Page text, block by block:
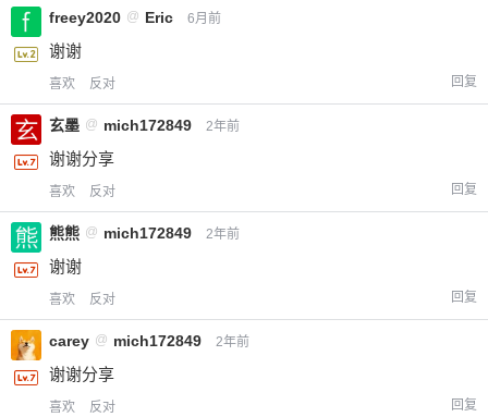
freey2020 @ Eric 6月前
谢谢
喜欢 反对 回复
玄墨 @ mich172849 2年前
谢谢分享
喜欢 反对 回复
熊熊 @ mich172849 2年前
谢谢
喜欢 反对 回复
carey @ mich172849 2年前
谢谢分享
喜欢 反对 回复